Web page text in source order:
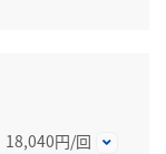
18,040円/回